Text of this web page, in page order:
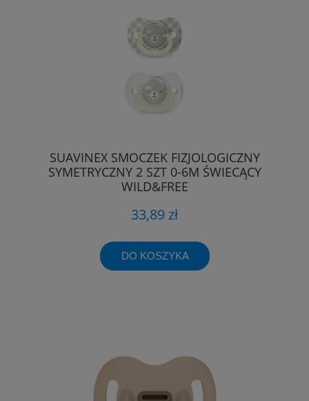
SUAVINEX SMOCZEK FIZJOLOGICZNY
SYMETRYCZNY 2 SZT 0-6M ŚWIECĄCY
WILD&FREE
33,89 zł
DO KOSZYKA